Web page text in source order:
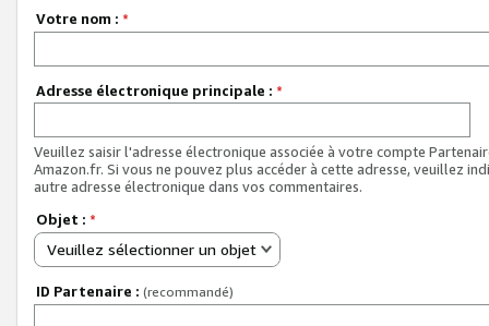
Votre nom : *
Adresse électronique principale : *
Veuillez saisir l'adresse électronique associée à votre compte
Amazon.fr. Si vous ne pouvez plus accéder à cette adresse, veuillez
autre adresse électronique dans vos commentaires.
Objet : *
Veuillez sélectionner un objet
ID Partenaire : (recommandé)